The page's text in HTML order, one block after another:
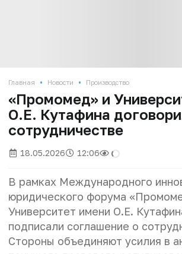
Главная • Новости • Производство
«Промомед» и
О.Е. Кутафина
сотрудничестве
18.05.2026 12:06
В рамках Международного
юридического форума
Университет имени О.Е.
подписали соглашение о
Стороны объединяют усилия в